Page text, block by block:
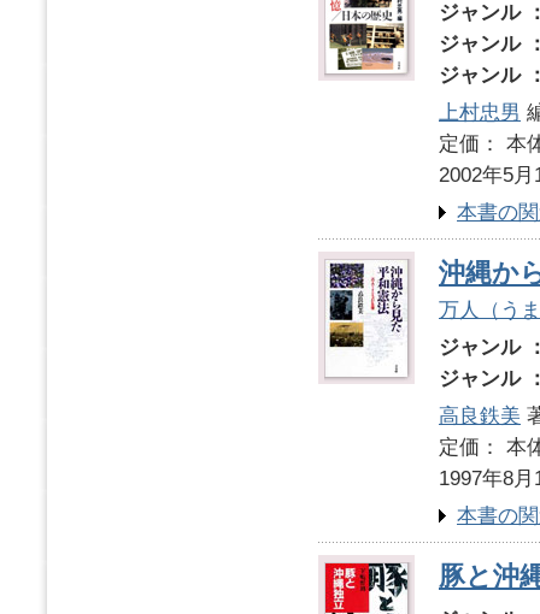
ジャンル
ジャンル
ジャンル
上村忠男
定価：
2002年5月
本書の
沖縄か
万人（う
ジャンル
ジャンル
高良鉄美
定価：
1997年8月
本書の
豚と沖